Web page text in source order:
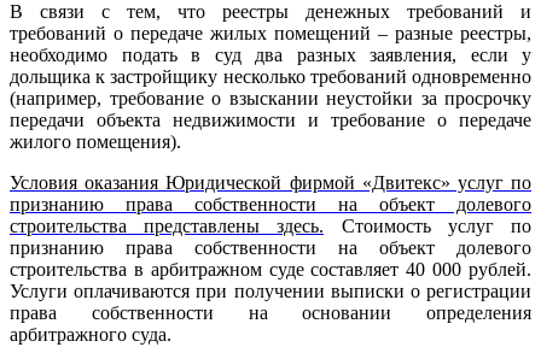
В связи с тем, что реестры денежных требований и
требований о передаче жилых помещений – разные реестры,
необходимо подать в суд два разных заявления, если у
дольщика к застройщику несколько требований одновременно
(например, требование о взыскании неустойки за просрочку
передачи объекта недвижимости и требование о передаче
жилого помещения).
Условия оказания Юридической фирмой «Двитекс» услуг по
признанию права собственности на объект долевого
строительства представлены здесь. Стоимость услуг по
признанию права собственности на объект долевого
строительства в арбитражном суде составляет 40 000 рублей.
Услуги оплачиваются при получении выписки о регистрации
права собственности на основании определения
арбитражного суда.